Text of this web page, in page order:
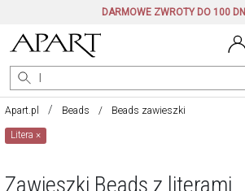
DARMOWE ZWROTY DO 100 DNI
Apart.pl Beads Beads zawieszki
Litera×
Zawieszki Beads z literami